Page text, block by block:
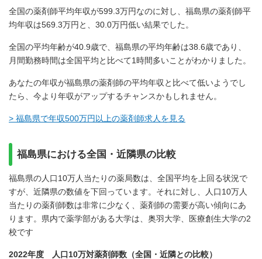
全国の薬剤師平均年収が599.3万円なのに対し、福島県の薬剤師平
均年収は569.3万円と、30.0万円低い結果でした。
全国の平均年齢が40.9歳で、福島県の平均年齢は38.6歳であり、
月間勤務時間は全国平均と比べて1時間多いことがわかりました。
あなたの年収が福島県の薬剤師の平均年収と比べて低いようでし
たら、今より年収がアップするチャンスかもしれません。
> 福島県で年収500万円以上の薬剤師求人を見る
福島県における全国・近隣県の比較
福島県の人口10万人当たりの薬局数は、全国平均を上回る状況で
すが、近隣県の数値を下回っています。それに対し、人口10万人
当たりの薬剤師数は非常に少なく、薬剤師の需要が高い傾向にあ
ります。県内で薬学部がある大学は、奥羽大学、医療創生大学の2
校です
2022年度 人口10万対薬剤師数（全国・近隣との比較）